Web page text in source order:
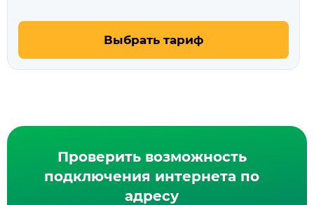
Выбрать тариф
Проверить возможность
подключения интернета по
адресу